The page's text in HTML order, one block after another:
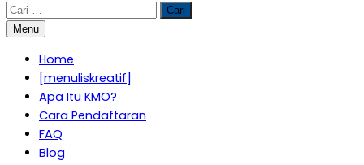
Cari
untuk:
Menu
Home
[menuliskreatif]
Apa Itu KMO?
Cara Pendaftaran
FAQ
Blog